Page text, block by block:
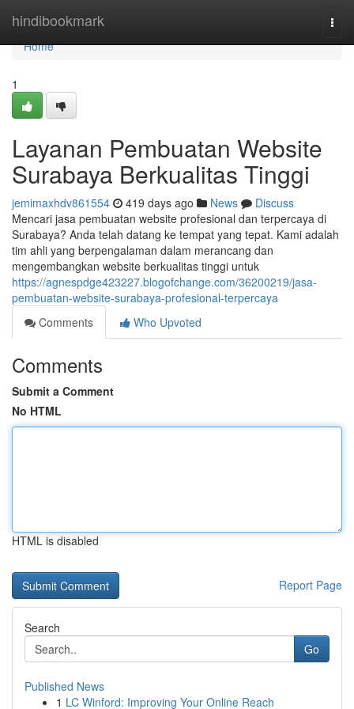
hindibookmark
Home
Home
1
Layanan Pembuatan Website
Surabaya Berkualitas Tinggi
jemimaxhdv861554 419 days ago News
Discuss
Mencari jasa pembuatan website profesional dan terpercaya di
Surabaya? Anda telah datang ke tempat yang tepat. Kami adalah
tim ahli yang berpengalaman dalam merancang dan
mengembangkan website berkualitas tinggi untuk
https://agnespdge423227.blogofchange.com/36200219/jasa-
pembuatan-website-surabaya-profesional-terpercaya
Comments
Who Upvoted
Comments
Submit a Comment
No HTML
HTML is disabled
Report Page
Search
Go
Published News
1 LC Winford: Improving Your Online Reach